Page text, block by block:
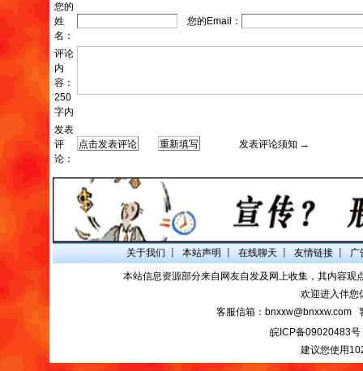
您的
姓
名：
您的Email：
评论
内
容：
250
字内
发表
评
论：
发表评论须知 →
关于我们 ┋ 本站声明 ┋ 在线聊天 ┋ 友情链接 ┋ 广
本站信息资源部分来自网友自发及网上收集，其内容
欢迎进入伴您
客服信箱：bnxxw@bnxxw.com
皖ICP备09020483号
建议您使用